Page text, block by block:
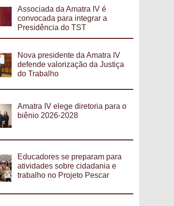
Associada da Amatra IV é
convocada para integrar a
Presidência do TST
Nova presidente da Amatra IV
defende valorização da Justiça
do Trabalho
Amatra IV elege diretoria para o
biênio 2026-2028
Educadores se preparam para
atividades sobre cidadania e
trabalho no Projeto Pescar